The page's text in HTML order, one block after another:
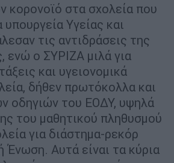
κορονοϊό στα σχολεία που
Υγείας και
τις αντιδράσεις της
ενώ ο ΣΥΡΙΖΑ μιλά για
και υγειονομικά
δήθεν πρωτόκολλα και
οδηγιών του ΕΟΔΥ, υψηλά
του μαθητικού πληθυσμού
για διάστημα-ρεκόρ
Ένωση. Αυτά είναι τα κύρια